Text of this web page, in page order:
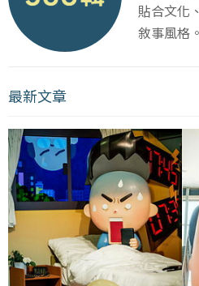
貼合文化
敘事風格。
最新文章